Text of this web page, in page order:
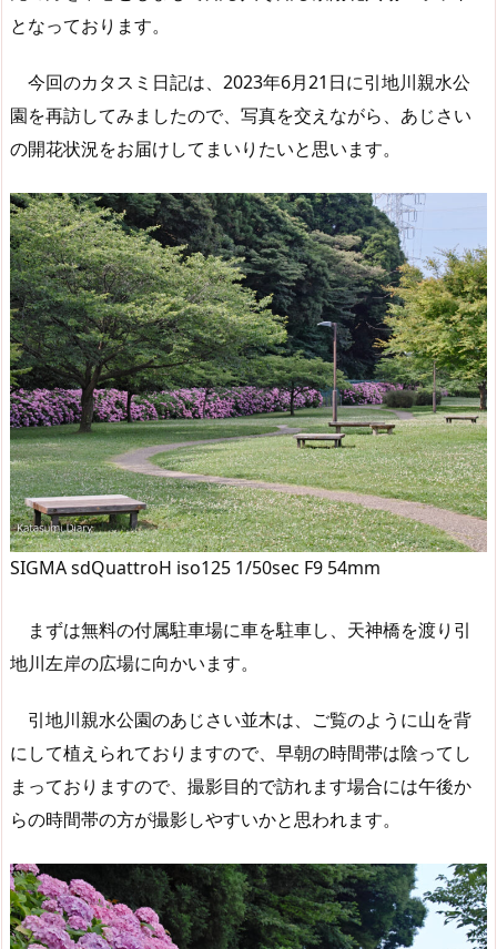
となっております。
今回のカタスミ日記は、2023年6月21日に引地川親水公
園を再訪してみましたので、写真を交えながら、あじさい
の開花状況をお届けしてまいりたいと思います。
SIGMA sdQuattroH iso125 1/50sec F9 54mm
まずは無料の付属駐車場に車を駐車し、天神橋を渡り引
地川左岸の広場に向かいます。
引地川親水公園のあじさい並木は、ご覧のように山を背
にして植えられておりますので、早朝の時間帯は陰ってし
まっておりますので、撮影目的で訪れます場合には午後か
らの時間帯の方が撮影しやすいかと思われます。